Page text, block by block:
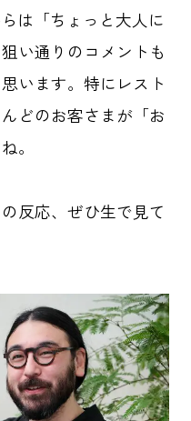
は「ちょっと大人に
い通りのコメントも
います。特にレスト
どのお客さまが「お
。
反応、ぜひ生で見て